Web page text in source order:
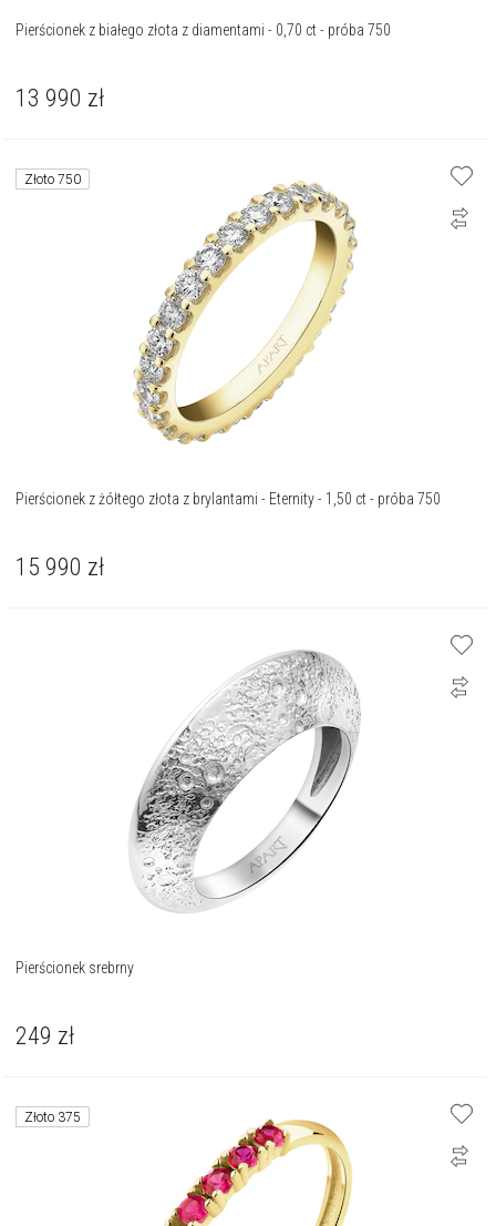
Pierścionek z białego złota z diamentami - 0,70 ct - próba 750
13 990 zł
Złoto 750
Pierścionek z żółtego złota z brylantami - Eternity - 1,50 ct - próba 750
15 990 zł
Pierścionek srebrny
249 zł
Złoto 375